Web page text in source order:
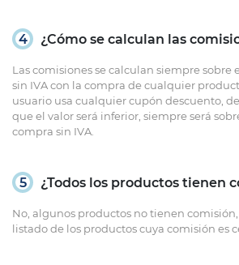
4 ¿Cómo se calculan las
Las comisiones se calculan siempre sobre
sin IVA con la compra de cualquier
usuario usa cualquier cupón descuento,
que el valor será inferior, siempre será
compra sin IVA.
5 ¿Todos los productos tienen
No, algunos productos no tienen
listado de los productos cuya comisión es